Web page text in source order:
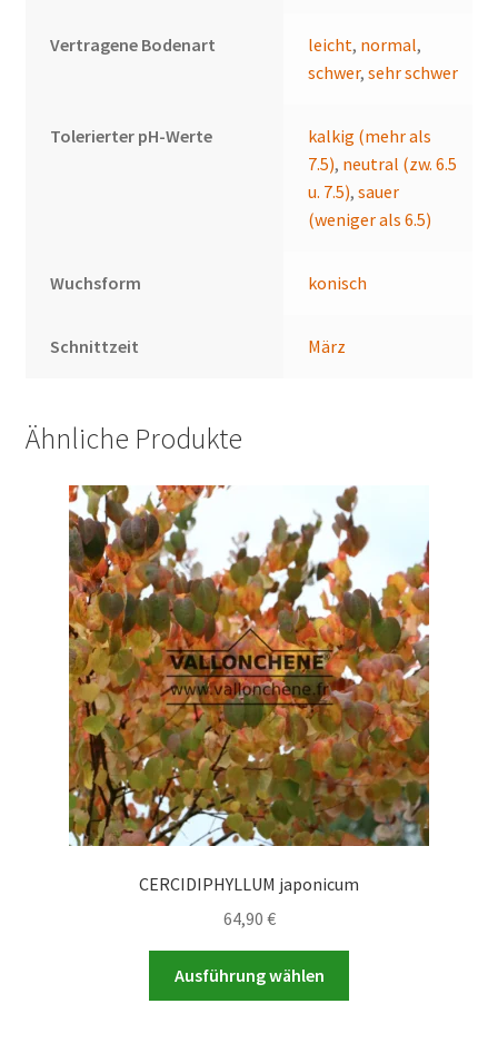
Vertragene Bodenart leicht, normal,
schwer,sehr schwer
Tolerierter pH-Werte
kalkig (mehr als
7.5), neutral (zw. 6.5
u. 7.5),sauer
(weniger als 6.5)
Wuchsform konisch
Schnittzeit März
Ähnliche Produkte
CERCIDIPHYLLUM japonicum
64,90 €
Ausführung wählen